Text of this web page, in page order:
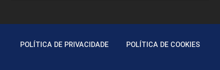
POLÍTICA DE PRIVACIDADE POLÍTICA DE COOKIES